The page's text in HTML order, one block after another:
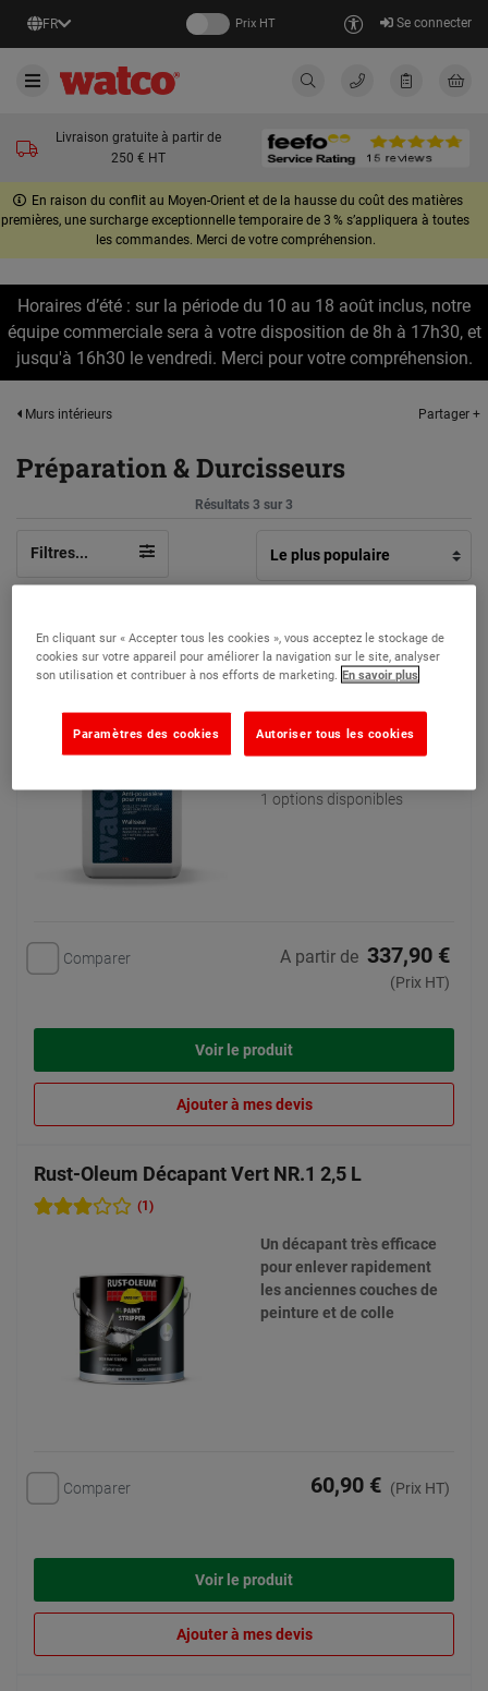
FR Prix HT Se connecter
Livraison gratuite à partir de
250 € HT
En raison du conflit au Moyen-Orient et de la hausse du coût des matières
premières, une surcharge exceptionnelle temporaire de 3 % s’appliquera à toutes
les commandes. Merci de votre compréhension.
Horaires d’été : sur la période du 10 au 18 août inclus, notre
équipe commerciale sera à votre disposition de 8h à 17h30, et
jusqu'à 16h30 le vendredi. Merci pour votre compréhension.
Murs intérieurs Partager +
Préparation & Durcisseurs
Résultats 3 sur 3
Filtres...
surface et réducteur de poussières
(4)
Un durcisseur anti-
poussière pour le mur qui
ne modifie pas l’apparence
1 options disponibles
Comparer A partir de 337,90 €
(Prix HT)
Voir le produit
Ajouter à mes devis
Rust-Oleum Décapant Vert NR.1 2,5 L
(1)
Un décapant très efficace
pour enlever rapidement
les anciennes couches de
peinture et de colle
Comparer 60,90 € (Prix HT)
Voir le produit
Ajouter à mes devis
En cliquant sur « Accepter tous les cookies », vous acceptez le stockage de
cookies sur votre appareil pour améliorer la navigation sur le site, analyser
son utilisation et contribuer à nos efforts de marketing. En savoir plus
Autoriser tous les cookies
Paramètres des cookies